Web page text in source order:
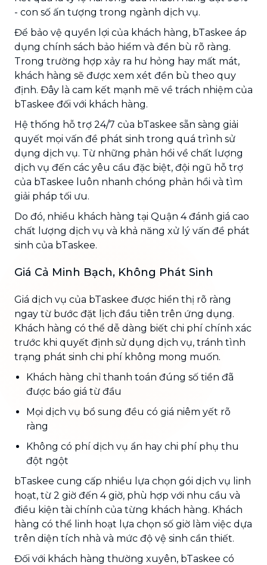
- con số ấn tượng trong ngành dịch vụ.
Để bảo vệ quyền lợi của khách hàng, bTaskee áp
dụng chính sách bảo hiểm và đền bù rõ ràng.
Trong trường hợp xảy ra hư hỏng hay mất mát,
khách hàng sẽ được xem xét đền bù theo quy
định. Đây là cam kết mạnh mẽ về trách nhiệm của
bTaskee đối với khách hàng.
Hệ thống hỗ trợ 24/7 của bTaskee sẵn sàng giải
quyết mọi vấn đề phát sinh trong quá trình sử
dụng dịch vụ. Từ những phản hồi về chất lượng
dịch vụ đến các yêu cầu đặc biệt, đội ngũ hỗ trợ
của bTaskee luôn nhanh chóng phản hồi và tìm
giải pháp tối ưu.
Do đó, nhiều khách hàng tại Quận 4 đánh giá cao
chất lượng dịch vụ và khả năng xử lý vấn đề phát
sinh của bTaskee.
Giá Cả Minh Bạch, Không Phát Sinh
Giá dịch vụ của bTaskee được hiển thị rõ ràng
ngay từ bước đặt lịch đầu tiên trên ứng dụng.
Khách hàng có thể dễ dàng biết chi phí chính xác
trước khi quyết định sử dụng dịch vụ, tránh tình
trạng phát sinh chi phí không mong muốn.
Khách hàng chỉ thanh toán đúng số tiền đã
được báo giá từ đầu
Mọi dịch vụ bổ sung đều có giá niêm yết rõ
ràng
Không có phí dịch vụ ẩn hay chi phí phụ thu
đột ngột
bTaskee cung cấp nhiều lựa chọn gói dịch vụ linh
hoạt, từ 2 giờ đến 4 giờ, phù hợp với nhu cầu và
điều kiện tài chính của từng khách hàng. Khách
hàng có thể linh hoạt lựa chọn số giờ làm việc dựa
trên diện tích nhà và mức độ vệ sinh cần thiết.
Đối với khách hàng thường xuyên, bTaskee có